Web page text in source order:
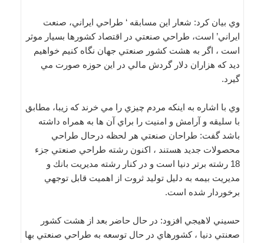
وي بيان كرد: شعار اين مسابقه ‘ طراحي ايراني، صنعت
ايراني’ است، طراحي صنعتي در اقتصاد كشورها بسيار موثر
است ، اگر به هشت كشور صنعتي جهان نگاه كنيم خواهيم
ديد كه هزاران دلار گردش مالي در اين حوزه صورت مي
گيرد.
وي با اشاره به اينكه مردم چيزي را مي خرند كه زيبا، مطابق
با سليقه و آرامش و امنيت را براي آن ها به همراه داشته
باشد گفت: طراحان صنعتي هر لحظه درحال طراحي
محصولات جديد هستند ، اكنون رشته طراحي صنعتي جزء
18 رشته برتر دنيا است و در كنار رشته مديريت بانك و
مديريت بيمه به دليل توليد ثروت از اهميت قابل توجهي
برخوردار شده است.
حسيني لاهيجي افزود: در حال حاضر بعد از هشت كشور
صعنتي دنيا ، كشورهاي در حال توسعه به طراحي صنعتي بها